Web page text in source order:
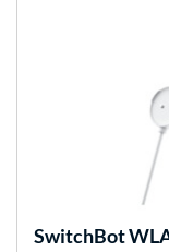
SwitchBot